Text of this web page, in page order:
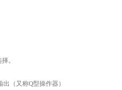
。
（又称Q型操作器）